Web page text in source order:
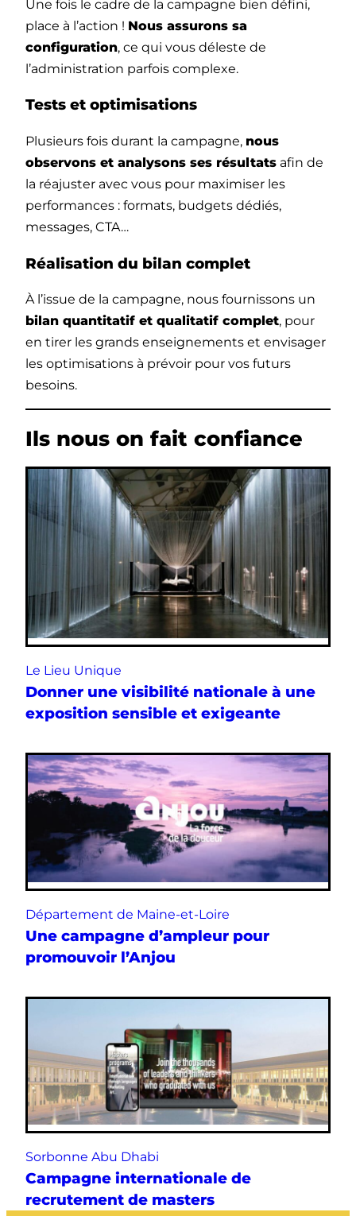
Une fois le cadre de la campagne bien défini,
place à l’action ! Nous assurons sa
configuration, ce qui vous déleste de
l’administration parfois complexe.
Tests et optimisations
Plusieurs fois durant la campagne, nous
observons et analysons ses résultats afin de
la réajuster avec vous pour maximiser les
performances : formats, budgets dédiés,
messages, CTA…
Réalisation du bilan complet
À l’issue de la campagne, nous fournissons un
bilan quantitatif et qualitatif complet, pour
en tirer les grands enseignements et envisager
les optimisations à prévoir pour vos futurs
besoins.
Ils nous on fait confiance
Le Lieu Unique
Donner une visibilité nationale à une
exposition sensible et exigeante
Département de Maine-et-Loire
Une campagne d’ampleur pour
promouvoir l’Anjou
Sorbonne Abu Dhabi
Campagne internationale de
recrutement de masters